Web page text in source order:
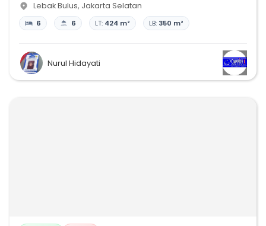
Lebak Bulus, Jakarta Selatan
6 6 LT: 424 m² LB: 350 m²
Nurul Hidayati